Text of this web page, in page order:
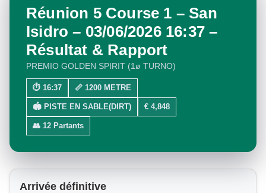
Réunion 5 Course 1 – San
Isidro – 03/06/2026 16:37 –
Résultat & Rapport
PREMIO GOLDEN SPIRIT (1ø TURNO)
⏱ 16:37 📏 1200 METRE
🏟 PISTE EN SABLE(DIRT) € 4,848
👥 12 Partants
Arrivée définitive